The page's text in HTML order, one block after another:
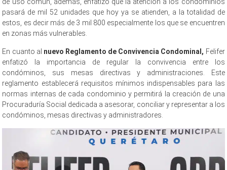
pasará de mil 52 unidades que hoy ya se atienden, a la totalidad de
estos, es decir más de 3 mil 800 especialmente los que se encuentren
en zonas más vulnerables.
En cuanto al nuevo Reglamento de Convivencia Condominal, Felifer
enfatizó la importancia de regular la convivencia entre los
condóminos, sus mesas directivas y administraciones. Este
reglamento establecerá requisitos mínimos indispensables para las
normas internas de cada condominio y permitirá la creación de una
Procuraduría Social dedicada a asesorar, conciliar y representar a los
condóminos, mesas directivas y administradores.